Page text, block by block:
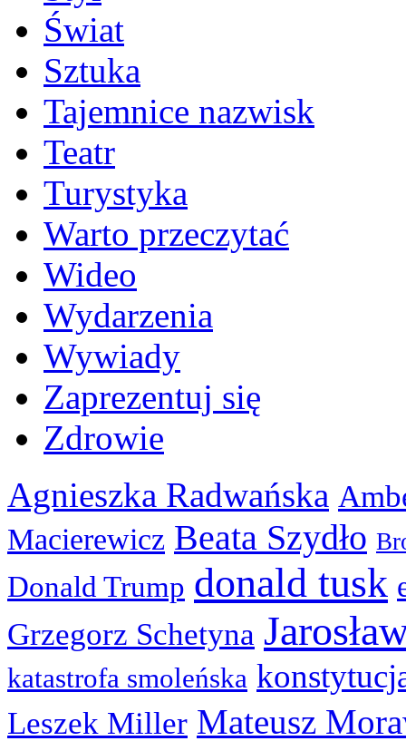
Świat
Sztuka
Tajemnice nazwisk
Teatr
Turystyka
Warto przeczytać
Wideo
Wydarzenia
Wywiady
Zaprezentuj się
Zdrowie
Agnieszka Radwańska
Macierewicz Beata Szydło
Donald Trump donald tusk
Grzegorz Schetyna
katastrofa smoleńska
Leszek Miller Mateusz